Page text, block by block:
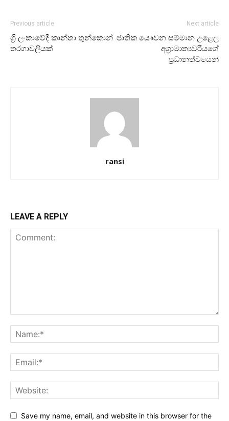
Previous article
ශ්‍රී ලංකාවේදී කාන්තා තුන්කොන්
තරගාවලියක්
Next article
ජාතික යෞවන සම්මාන උළෙල
අග්‍රාමාත්‍යවරියගේ
ප්‍රධානත්වයෙන්
ransi
LEAVE A REPLY
Save my name, email, and website in this browser for the